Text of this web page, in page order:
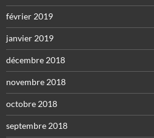
février 2019
janvier 2019
décembre 2018
novembre 2018
octobre 2018
septembre 2018